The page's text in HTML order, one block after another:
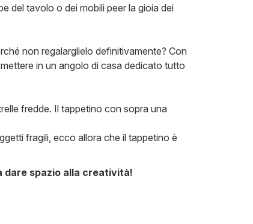
del tavolo o dei mobili peer la gioia dei
non regalarglielo definitivamente? Con
in un angolo di casa dedicato tutto
fredde. Il tappetino con sopra una
fragili, ecco allora che il tappetino è
dare spazio alla creatività!